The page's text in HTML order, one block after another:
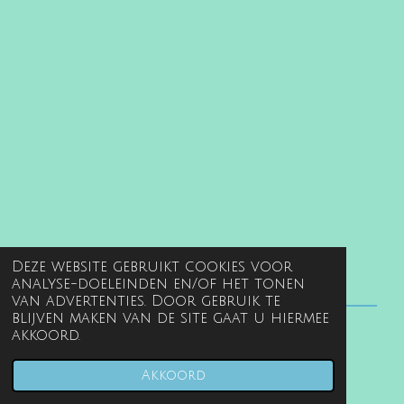
Deze website gebruikt cookies voor
analyse-doeleinden en/of het tonen
van advertenties. Door gebruik te
blijven maken van de site gaat u hiermee
akkoord.
Akkoord
© 2022 - 2026 www.gentille.nl
JouwWeb